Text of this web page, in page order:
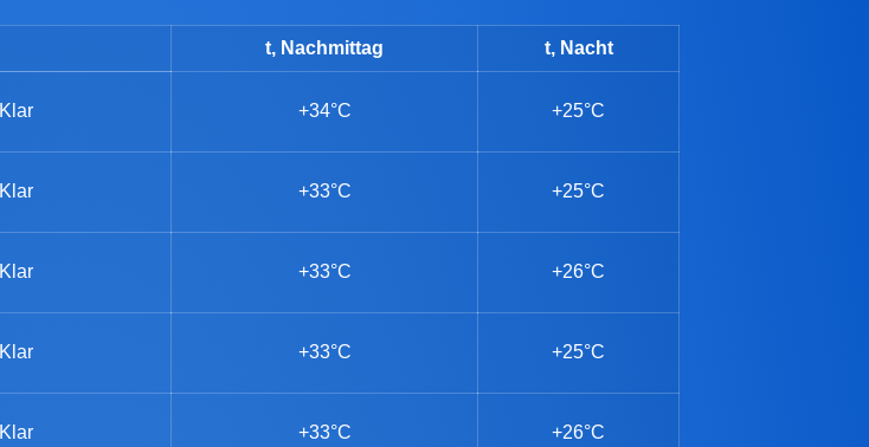
t, Nachmittag t, Nacht
Klar +34°C +25°C
Klar +33°C +25°C
Klar +33°C +26°C
Klar +33°C +25°C
Klar +33°C +26°C